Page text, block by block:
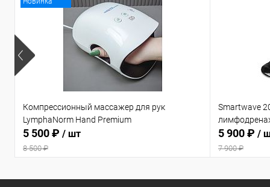
Компрессионный массажер для рук
LymphaNorm Hand Premium
5 500 ₽ / шт
8 500 ₽
Smartwave
5 900 ₽ /
7 900 ₽